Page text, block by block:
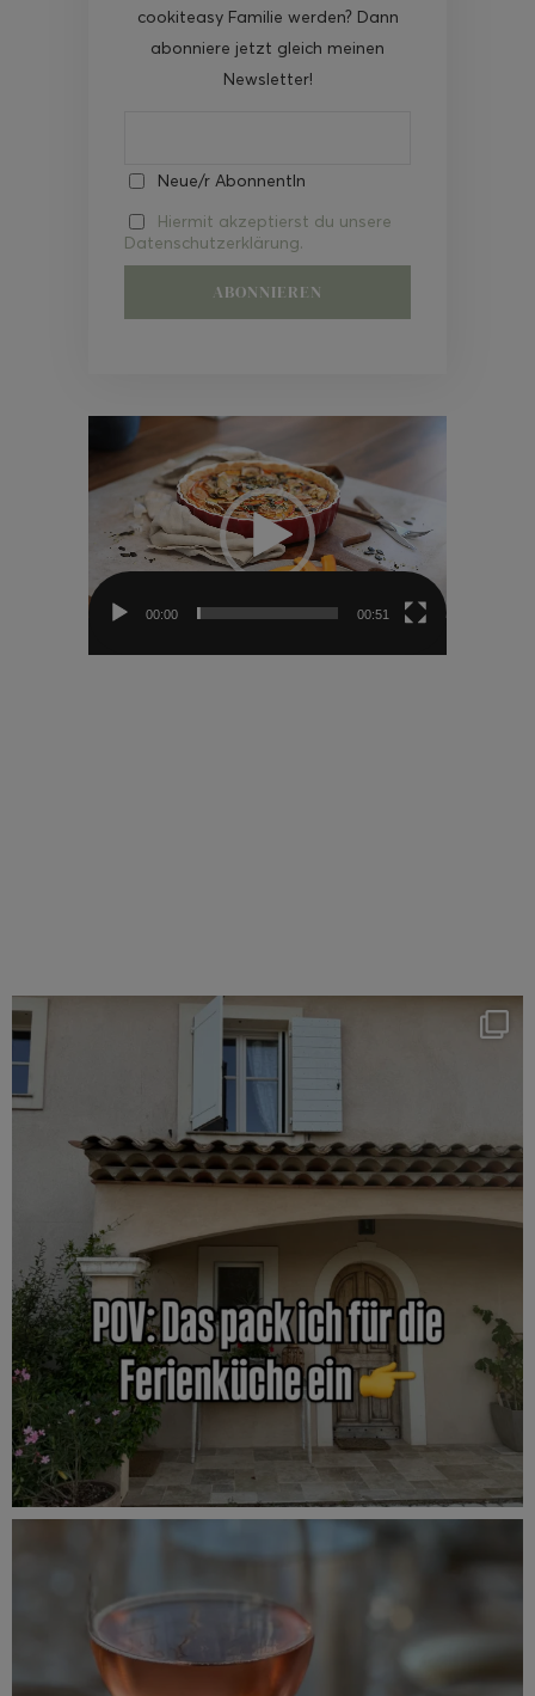
cookiteasy Familie werden? Dann
abonniere jetzt gleich meinen
Newsletter!
Neue/r AbonnentIn
Hiermit akzeptierst du unsere
Datenschutzerklärung.
Video-
00:00 00:51